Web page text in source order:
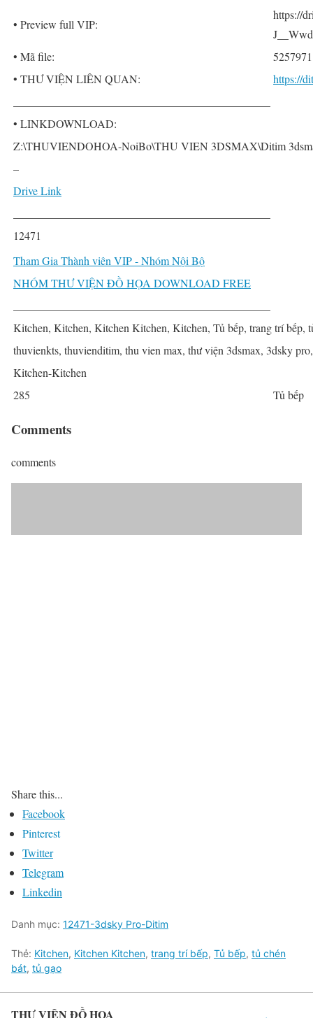
• Preview full VIP:
https://
• Mã file:
• THƯ VIỆN LIÊN QUAN:
https://
• LINKDOWNLOAD:
Z:\THUVIENDOHOA-NoiBo\THU VIEN 3DSMAX\Ditim
–
Drive Link
12471
Tham Gia Thành viên VIP - Nhóm Nội Bộ
NHÓM THƯ VIỆN ĐỒ HỌA DOWNLOAD FREE
Kitchen, Kitchen, Kitchen Kitchen, Kitchen, Tủ bếp, trang trí bếp,
thuvienkts, thuvienditim, thu vien max, thư viện 3dsmax, 3dsky
Kitchen-Kitchen
285
Tủ bếp
Comments
comments
Share this...
Facebook
Pinterest
Twitter
Telegram
Linkedin
Danh mục: 12471-3dsky Pro-Ditim
Thẻ: Kitchen, Kitchen Kitchen, trang trí bếp, Tủ bếp, tủ chén
bát, tủ gạo
THƯ VIỆN ĐỒ HỌA